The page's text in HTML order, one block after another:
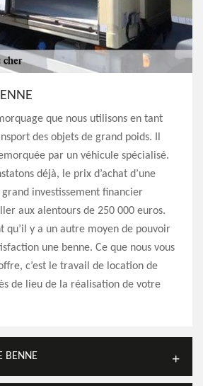
que nous utilisons en tant
des objets de grand poids. Il
par un véhicule spécialisé.
déjà, le prix d’achat d’une
grand investissement financier
aux alentours de 250 000 euros.
qu’il y a un autre moyen de pouvoir
une benne. Ce que nous vous
c’est le travail de location de
de lieu de la réalisation de votre
BENNE